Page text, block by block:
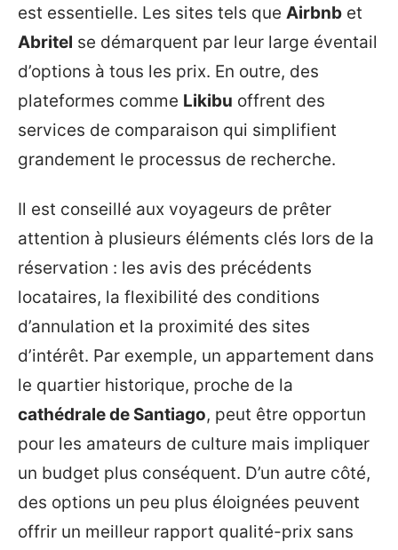
est essentielle. Les sites tels que Airbnb et
Abritel se démarquent par leur large éventail
d’options à tous les prix. En outre, des
plateformes comme Likibu offrent des
services de comparaison qui simplifient
grandement le processus de recherche.
Il est conseillé aux voyageurs de prêter
attention à plusieurs éléments clés lors de la
réservation : les avis des précédents
locataires, la flexibilité des conditions
d’annulation et la proximité des sites
d’intérêt. Par exemple, un appartement dans
le quartier historique, proche de la
cathédrale de Santiago, peut être opportun
pour les amateurs de culture mais impliquer
un budget plus conséquent. D’un autre côté,
des options un peu plus éloignées peuvent
offrir un meilleur rapport qualité-prix sans